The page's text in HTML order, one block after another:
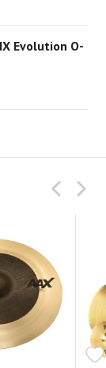
Evolution O-